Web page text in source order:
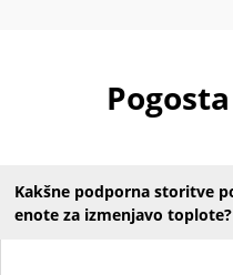
Kakšne podporna storitve
enote za izmenjavo toplote?